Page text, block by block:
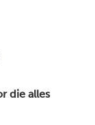
die alles